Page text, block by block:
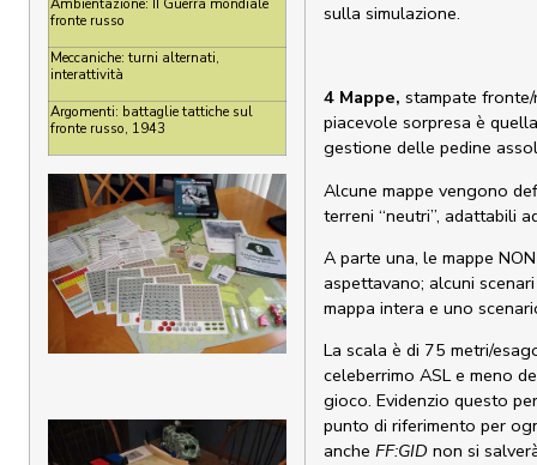
Ambientazione: II Guerra mondiale
fronte russo
Meccaniche: turni alternati,
interattività
Argomenti: battaglie tattiche sul
fronte russo, 1943
sulla simulazione.
4 Mappe, stampate
piacevole sorpresa è
gestione delle pedine
Alcune mappe vengono
terreni “neutri”, adattabili
A parte una, le mappe
aspettavano; alcuni
mappa intera e uno
La scala è di 75 metri/
celeberrimo ASL e meno
gioco. Evidenzio questo
punto di riferimento per
anche FF:GID non si